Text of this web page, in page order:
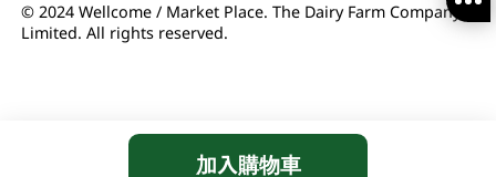
加入購物車
© 2024 Wellcome / Market Place. The Dairy Farm Company
Limited. All rights reserved.